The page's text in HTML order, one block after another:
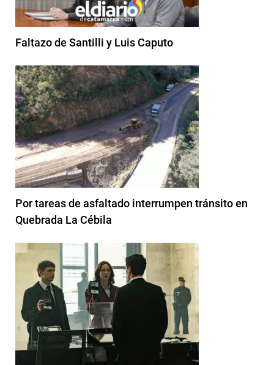
Faltazo de Santilli y Luis Caputo
Por tareas de asfaltado interrumpen tránsito en
Quebrada La Cébila